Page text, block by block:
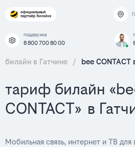
поддержка
8 800 700 80 00
билайн в Гатчине / bee CONTACT
тариф билайн
CONTACT» в
Мобильная связь, интернет и ТВ для